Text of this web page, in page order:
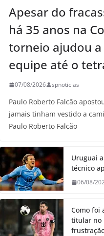
Apesar do
há 35 anos na
torneio ajudou
equipe até o
07/08/2026 spnoticias
Paulo Roberto Falcão
jamais tinham vestido a
Paulo Roberto Falcão
Uruguai
técnico
06/08/
Como foi
titular no